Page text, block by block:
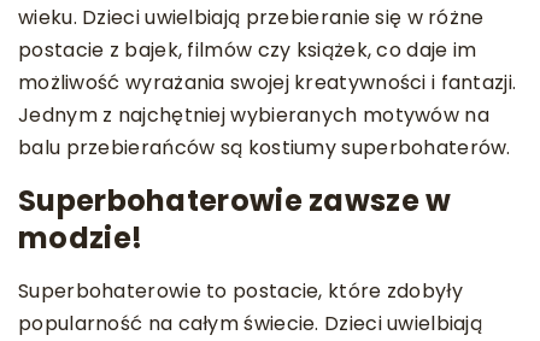
wieku. Dzieci uwielbiają przebieranie się w różne
postacie z bajek, filmów czy książek, co daje im
możliwość wyrażania swojej kreatywności i fantazji.
Jednym z najchętniej wybieranych motywów na
balu przebierańców są kostiumy superbohaterów.
Superbohaterowie zawsze w
modzie!
Superbohaterowie to postacie, które zdobyły
popularność na całym świecie. Dzieci uwielbiają